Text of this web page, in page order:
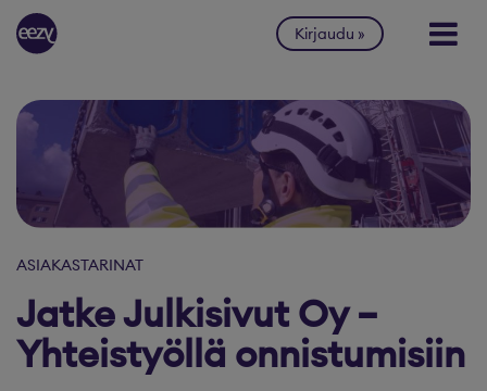
Siirry sisältöön
Kirjaudu
ASIAKASTARINAT
Jatke Julkisivut Oy –
Yhteistyöllä onnistumisiin